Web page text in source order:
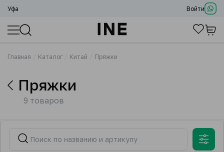
Уфа Войти
Главная Каталог Китай Пряжки
Пряжки
9 товаров